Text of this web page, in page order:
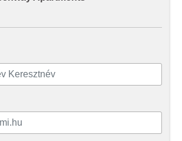
más szolgáltatásokból gyűjtöttek.